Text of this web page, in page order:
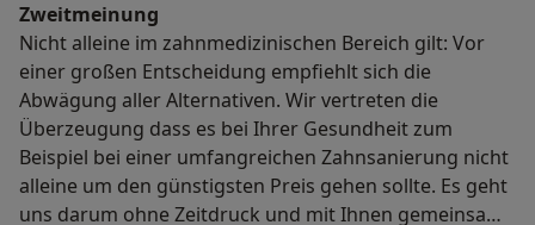
Zweitmeinung
Nicht alleine im zahnmedizinischen Bereich gilt: Vor
einer großen Entscheidung empfiehlt sich die
Abwägung aller Alternativen. Wir vertreten die
Überzeugung dass es bei Ihrer Gesundheit zum
Beispiel bei einer umfangreichen Zahnsanierung nicht
alleine um den günstigsten Preis gehen sollte. Es geht
uns darum ohne Zeitdruck und mit Ihnen gemeinsam